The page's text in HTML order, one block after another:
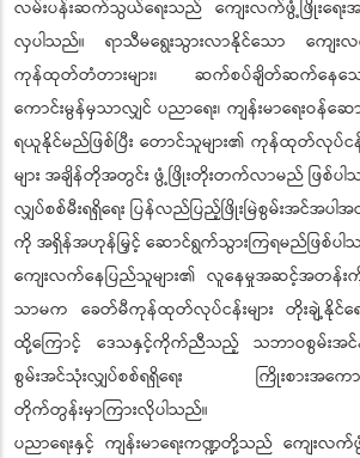
လမ်းပန်းဆက်သွယ်ရေးသည် ကျေးလက်ဖွံ့ဖြိုးရေ
လှပါသည်။ ရာသီမရွေးသွားလာနိုင်သော ကျေး
ကုန်ထုတ်တံတားများ၊ ဆက်စပ်ချိတ်ဆက်နေသေ
ကောင်းမွန်မှသာလျှင် ပညာရေး၊ ကျန်းမာရေးဝ
ရယူနိုင်မည်ဖြစ်ပြီး တောင်သူများ၏ ကုန်ထုတ်လုပ်ငန်းမ
များ အချိန်တိုအတွင်း ဖွံ့ဖြိုးတိုးတက်လာမည် ဖြစ်ပါ
လျှပ်စစ်မီးရရှိရေး ပြန်လည်ပြည့်ဖြိုးမြဲစွမ်းအင်အပါ
ကို အရှိန်အဟုန်မြှင့် ဆောင်ရွက်သွားကြရမည်ဖြစ်ပါ
ကျေးလက်နေပြည်သူများ၏ လူနေမှုအဆင့်အတန်း
သာမက ခေတ်မီကုန်ထုတ်လုပ်ငန်းများ တိုးချဲ့နိုင်ရေ
ထို့ကြောင့် ဒေသနှင့်ကိုက်ညီသည့် သဘာဝစွမ်းအင်နှ
စွမ်းအင်သုံးလျှပ်စစ်ရရှိရေး ကြိုးစားအကော
တိုက်တွန်းမှာကြားလိုပါသည်။
ပညာရေးနှင့် ကျန်းမာရေးကဏ္ဍတို့သည် ကျေးလ